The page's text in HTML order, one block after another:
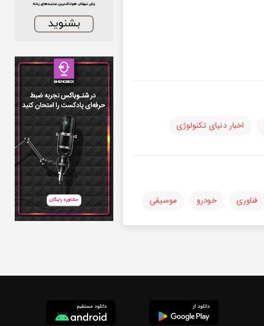
اخبار دنیای تکنولوژی
فناوری خودرو موسیقی